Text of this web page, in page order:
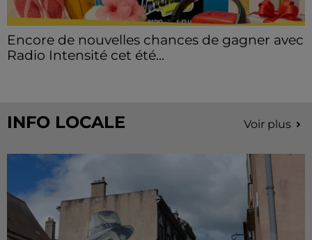
Encore de nouvelles chances de gagner avec
Radio Intensité cet été...
INFO LOCALE Voir plus